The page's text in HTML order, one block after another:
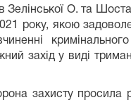
Зелінської О. та
року, якою
захід у виді
захисту просила